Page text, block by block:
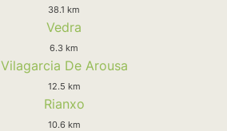
38.1 km
Vedra
6.3 km
Vilagarcia De Arousa
12.5 km
Rianxo
10.6 km